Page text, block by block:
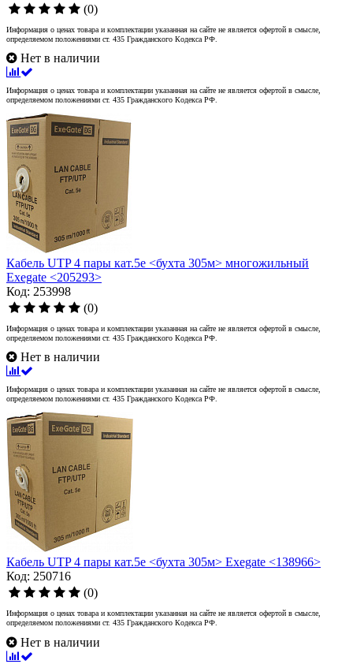
(0)
Информация о ценах товара и комплектации указанная на сайте не является офертой в смысле,
определяемом положениями ст. 435 Гражданского Кодекса РФ.
Нет в наличии
Информация о ценах товара и комплектации указанная на сайте не является офертой в смысле,
определяемом положениями ст. 435 Гражданского Кодекса РФ.
Кабель UTP 4 пары кат.5e <бухта 305м> многожильный
Exegate <205293>
Код: 253998
(0)
Информация о ценах товара и комплектации указанная на сайте не является офертой в смысле,
определяемом положениями ст. 435 Гражданского Кодекса РФ.
Нет в наличии
Информация о ценах товара и комплектации указанная на сайте не является офертой в смысле,
определяемом положениями ст. 435 Гражданского Кодекса РФ.
Кабель UTP 4 пары кат.5e <бухта 305м> Exegate <138966>
Код: 250716
(0)
Информация о ценах товара и комплектации указанная на сайте не является офертой в смысле,
определяемом положениями ст. 435 Гражданского Кодекса РФ.
Нет в наличии